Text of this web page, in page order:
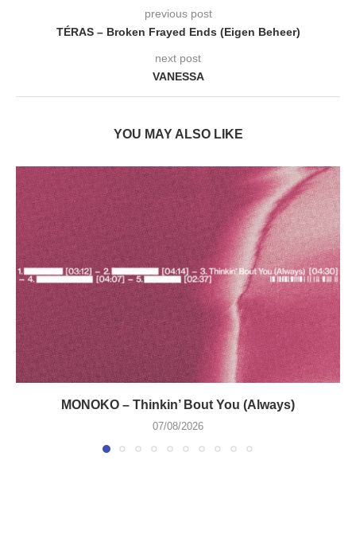
previous post
TÉRAS – Broken Frayed Ends (Eigen Beheer)
next post
VANESSA
YOU MAY ALSO LIKE
MONOKO – Thinkin’ Bout You (Always)
07/08/2026